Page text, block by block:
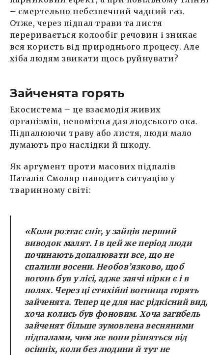
– смертельно небезпечний чадний газ.
Отже, через підпал трави та листя
переривається колообіг речовин і зникає
вся користь від природнього процесу. Але
хіба людям звикати щось руйнувати?
Зайченята горять
Екосистема – це взаємодія живих
організмів, непомітна для людського ока.
Підпалюючи траву або листя, люди мало
думають про наслідки й шкоду.
Як аргумент проти масових підпалів
Наталія Смоляр наводить ситуацію у
тваринному світі:
«Коли розтає сніг, у зайців перший
виводок малят. І в цей же період люди
починають допалювати все, що не
спалили восени. Необов’язково, щоб
вогонь був у лісі, адже заячі нірки є і в
полях. Через ці стихійні вогнища горять
зайченята. Тепер це для нас рідкісний вид,
хоча колись був фоновим. Хоча загибель
зайченят більше зумовлена весняними
підпалами, чим же вони різняться від
осінніх, коли без людини й тут не